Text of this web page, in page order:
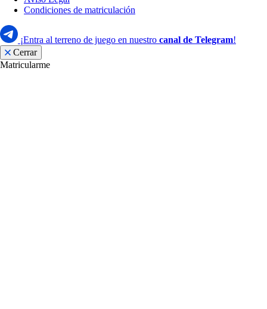
Condiciones de matriculación
¡Entra al terreno de juego en nuestro canal de Telegram!
Cerrar
Matricularme